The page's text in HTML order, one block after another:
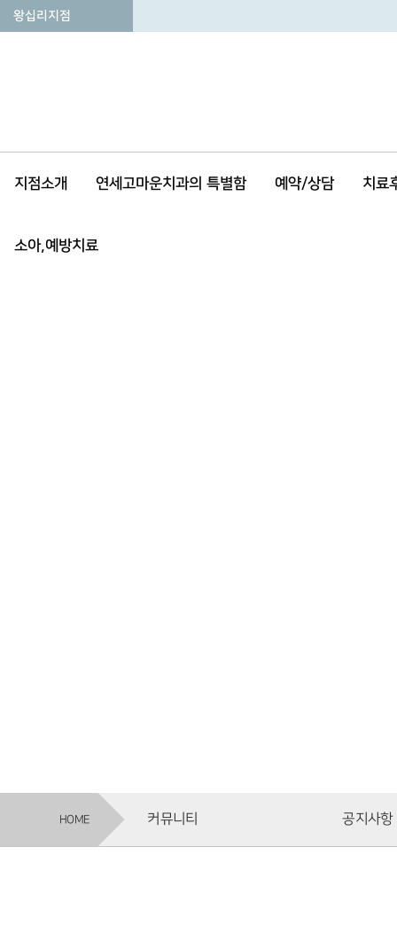
왕십리지점
지점소개 연세고마운치과의 특별함 예약/상담 치료
소아,예방치료
HOME 커뮤니티 공지사항